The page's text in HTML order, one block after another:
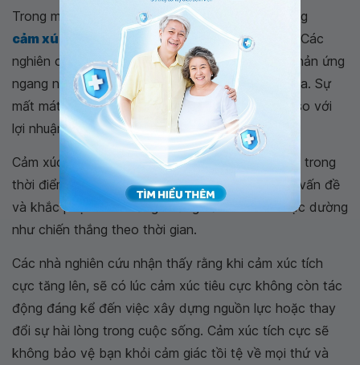
Trong một thời gian dài, nghiên cứu đã chỉ ra rằng
cảm xúc tiêu cựcmạnh hơn cảm xúc tích cực. Các
nghiên cứu cho thấy rằng mọi người không có phản ứng
ngang nhau khi chơi thắng 3 đô la và thua 3 đô la. Sự
mất mát có xu hướng ảnh hưởng mạnh mẽ hơn so với
lợi nhuận.
Cảm xúc tiêu cực có thể lấn át cảm xúc tích cực trong
thời điểm này, bởi vì chúng đang bảo bạn tìm ra vấn đề
và khắc phục nó. Nhưng những cảm xúc tích cực dường
như chiến thắng theo thời gian.
Các nhà nghiên cứu nhận thấy rằng khi cảm xúc tích
cực tăng lên, sẽ có lúc cảm xúc tiêu cực không còn tác
động đáng kể đến việc xây dựng nguồn lực hoặc thay
đổi sự hài lòng trong cuộc sống. Cảm xúc tích cực sẽ
không bảo vệ bạn khỏi cảm giác tồi tệ về mọi thứ và